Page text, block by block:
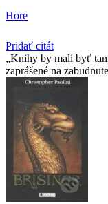
Hore
Pridať citát
Knihy by mali byť
zaprášené na